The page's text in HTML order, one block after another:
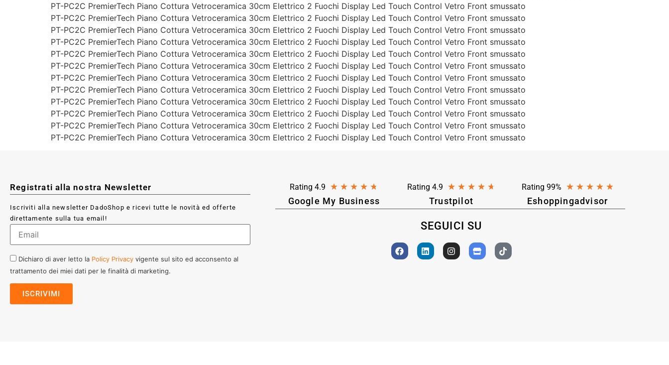
PT-PC2C PremierTech Piano Cottura Vetroceramica 30cm Elettrico 2 Fuochi Display Led Touch Control Vetro Front smussato
PT-PC2C PremierTech Piano Cottura Vetroceramica 30cm Elettrico 2 Fuochi Display Led Touch Control Vetro Front smussato
PT-PC2C PremierTech Piano Cottura Vetroceramica 30cm Elettrico 2 Fuochi Display Led Touch Control Vetro Front smussato
PT-PC2C PremierTech Piano Cottura Vetroceramica 30cm Elettrico 2 Fuochi Display Led Touch Control Vetro Front smussato
PT-PC2C PremierTech Piano Cottura Vetroceramica 30cm Elettrico 2 Fuochi Display Led Touch Control Vetro Front smussato
PT-PC2C PremierTech Piano Cottura Vetroceramica 30cm Elettrico 2 Fuochi Display Led Touch Control Vetro Front smussato
PT-PC2C PremierTech Piano Cottura Vetroceramica 30cm Elettrico 2 Fuochi Display Led Touch Control Vetro Front smussato
PT-PC2C PremierTech Piano Cottura Vetroceramica 30cm Elettrico 2 Fuochi Display Led Touch Control Vetro Front smussato
PT-PC2C PremierTech Piano Cottura Vetroceramica 30cm Elettrico 2 Fuochi Display Led Touch Control Vetro Front smussato
PT-PC2C PremierTech Piano Cottura Vetroceramica 30cm Elettrico 2 Fuochi Display Led Touch Control Vetro Front smussato
PT-PC2C PremierTech Piano Cottura Vetroceramica 30cm Elettrico 2 Fuochi Display Led Touch Control Vetro Front smussato
PT-PC2C PremierTech Piano Cottura Vetroceramica 30cm Elettrico 2 Fuochi Display Led Touch Control Vetro Front smussato
Registrati alla nostra Newsletter
Iscriviti alla newsletter DadoShop e ricevi tutte le novità ed offerte
direttamente sulla tua email!
Dichiaro di aver letto la Policy Privacy vigente sul sito ed acconsento al
trattamento dei miei dati per le finalità di marketing.
Rating 4.9 ★ ★ ★ ★ ★
Google My Business
Rating 4.9 ★ ★ ★ ★ ★
Trustpilot
Rating 99% ★ ★ ★ ★ ★
Eshoppingadvisor
SEGUICI SU